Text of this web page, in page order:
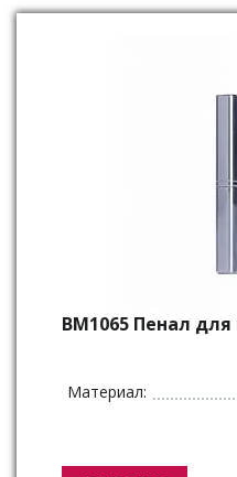
BM1065 Пенал
Материал: